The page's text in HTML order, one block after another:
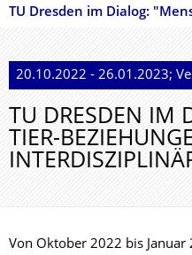
20.10.2022 - 26.01.2023;
TU DRESDEN IM
TIER-
Von Oktober 2022 bis